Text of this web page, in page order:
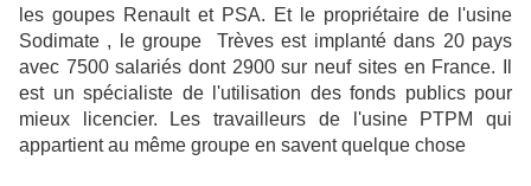
les goupes Renault et PSA. Et le propriétaire de l'usine
Sodimate , le groupe Trèves est implanté dans 20 pays
avec 7500 salariés dont 2900 sur neuf sites en France. Il
est un spécialiste de l'utilisation des fonds publics pour
mieux licencier. Les travailleurs de l'usine PTPM qui
appartient au même groupe en savent quelque chose